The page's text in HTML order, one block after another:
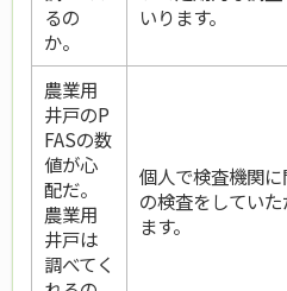
るの
か。
いります。
農業用
井戸のP
FASの数
値が心
配だ。
農業用
井戸は
調べてく
個人で検査機関
の検査をしてい
ます。